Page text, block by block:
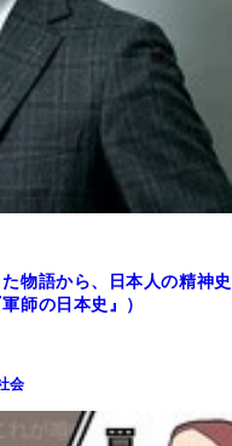
物語から、日本人の精神史
師の日本史』）
会